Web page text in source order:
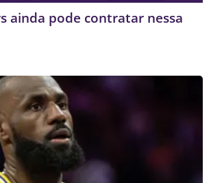
ainda pode contratar nessa